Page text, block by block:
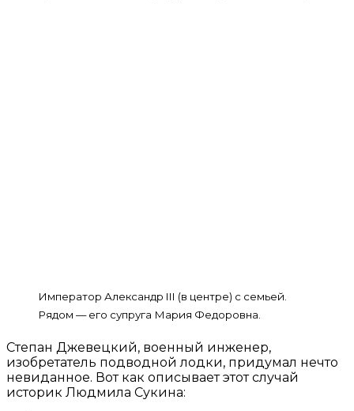
Император Александр III (в центре) с семьей.
Рядом — его супруга Мария Федоровна.
Степан Джевецкий, военный инженер,
изобретатель подводной лодки, придумал нечто
невиданное. Вот как описывает этот случай
историк Людмила Сукина: